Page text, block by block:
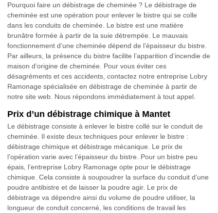
Pourquoi faire un débistrage de cheminée ? Le débistrage de
cheminée est une opération pour enlever le bistre qui se colle
dans les conduits de cheminée. Le bistre est une matière
brunâtre formée à partir de la suie détrempée. Le mauvais
fonctionnement d’une cheminée dépend de l’épaisseur du bistre.
Par ailleurs, la présence du bistre facilite l’apparition d’incendie de
maison d’origine de cheminée. Pour vous éviter ces
désagréments et ces accidents, contactez notre entreprise Lobry
Ramonage spécialisée en débistrage de cheminée à partir de
notre site web. Nous répondons immédiatement à tout appel.
Prix d’un débistrage chimique à Mantet
Le débistrage consiste à enlever le bistre collé sur le conduit de
cheminée. Il existe deux techniques pour enlever le bistre :
débistrage chimique et débistrage mécanique. Le prix de
l’opération varie avec l’épaisseur du bistre. Pour un bistre peu
épais, l’entreprise Lobry Ramonage opte pour le débistrage
chimique. Cela consiste à soupoudrer la surface du conduit d’une
poudre antibistre et de laisser la poudre agir. Le prix de
débistrage va dépendre ainsi du volume de poudre utiliser, la
longueur de conduit concerné, les conditions de travail les